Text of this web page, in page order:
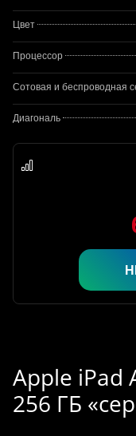
Цвет
Процессор
Сотовая и беспроводная
Диагональ
Apple iPad
256 ГБ